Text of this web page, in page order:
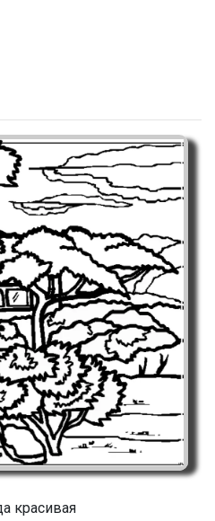
красивая